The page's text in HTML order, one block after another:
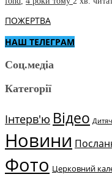
ПОЖЕРТВА
НАШ ТЕЛЕГРАМ
Соц.медіа
Категорії
Інтерв'ю Відео
Новини
Фото Церковний